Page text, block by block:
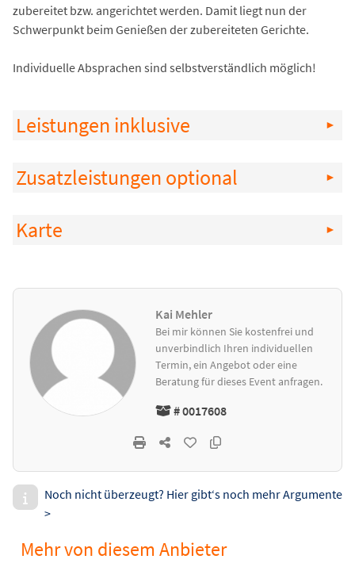
zubereitet bzw. angerichtet werden. Damit liegt nun der
Schwerpunkt beim Genießen der zubereiteten Gerichte.
Individuelle Absprachen sind selbstverständlich möglich!
Leistungen inklusive
Zusatzleistungen optional
Karte
Kai Mehler
Bei mir können Sie kostenfrei und
unverbindlich Ihren individuellen
Termin, ein Angebot oder eine
Beratung für dieses Event anfragen.
# 0017608
Noch nicht überzeugt? Hier gibt‘s noch mehr Argumente
>
Mehr von diesem Anbieter